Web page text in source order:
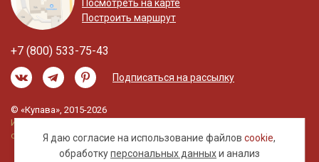
Я даю согласие на использование файловcookie,
обработкуперсональных данныхи анализ
Посмотреть на карте
Построить маршрут
+7 (800) 533-75-43
Подписаться на рассылку
© «Купава», 2015-2026
Информация на сайте не является публичной
офертой.